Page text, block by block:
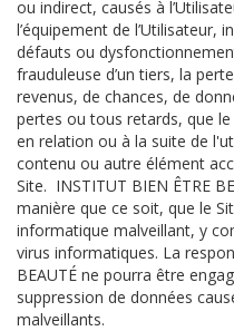
ou indirect, causés à
l’équipement de l’Utilisateur,
défauts ou
frauduleuse d’un tiers, la
revenus, de chances, de
pertes ou tous retards, que
en relation ou à la suite de
contenu ou autre élément
Site. INSTITUT BIEN ÊTRE
manière que ce soit, que le
informatique malveillant, y
virus informatiques. La
BEAUTÉ ne pourra être
suppression de données
malveillants.